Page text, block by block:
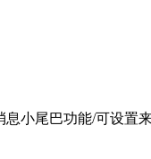
小尾巴功能/可设置